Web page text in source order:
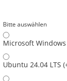
Bitte auswählen
Microsoft
Ubuntu 24.04 LTS